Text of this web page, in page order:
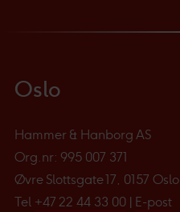
Oslo
Hammer & Hanborg AS
Org.nr: 995 007 371
Øvre Slottsgate 17, 0157 Oslo
Tel +47 22 44 33 00 E-post